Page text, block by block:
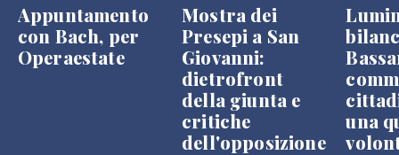
Appuntamento
con Bach, per
Operaestate
Mostra dei
Presepi a San
Giovanni:
dietrofront
della giunta e
critiche
dell'opposizione
una